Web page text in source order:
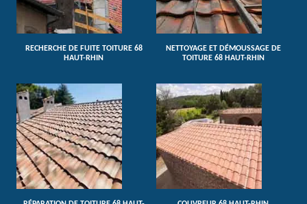
RECHERCHE DE FUITE TOITURE 68
HAUT-RHIN
NETTOYAGE ET DÉMOUSSAGE DE
TOITURE 68 HAUT-RHIN